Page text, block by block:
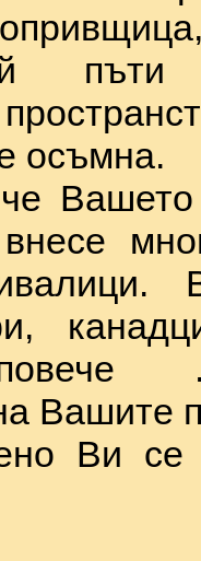
осъмна.
Вашето
Вашите
Ви се